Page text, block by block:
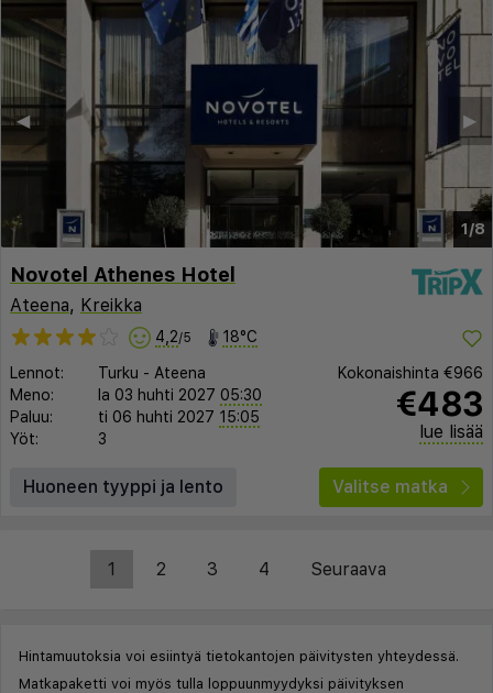
1/8
▶︎
◀︎
Novotel Athenes Hotel
Ateena, Kreikka
4,2/5 18°C
Lennot: Turku - Ateena
Meno:
la 03 huhti 2027 05:30
Paluu:
ti 06 huhti 2027 15:05
Yöt:
3
Kokonaishinta €966
€483
lue lisää
Huoneen tyyppi ja lento Valitse matka
1 2 3 4 Seuraava
Hintamuutoksia voi esiintyä tietokantojen päivitysten yhteydessä.
Matkapaketti voi myös tulla loppuunmyydyksi päivityksen